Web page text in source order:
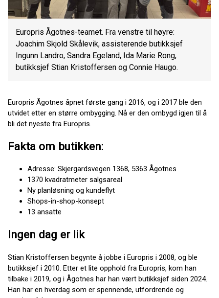
Europris Ågotnes-teamet. Fra venstre til høyre:
Joachim Skjold Skålevik, assisterende butikksjef
Ingunn Landro, Sandra Egeland, Ida Marie Rong,
butikksjef Stian Kristoffersen og Connie Haugo.
Europris Ågotnes åpnet første gang i 2016, og i 2017 ble den
utvidet etter en større ombygging. Nå er den ombygd igjen til å
bli det nyeste fra Europris.
Fakta om butikken:
Adresse: Skjergardsvegen 1368, 5363 Ågotnes
1370 kvadratmeter salgsareal
Ny planløsning og kundeflyt
Shops-in-shop-konsept
13 ansatte
Ingen dag er lik
Stian Kristoffersen begynte å jobbe i Europris i 2008, og ble
butikksjef i 2010. Etter et lite opphold fra Europris, kom han
tilbake i 2019, og i Ågotnes har han vært butikksjef siden 2024.
Han har en hverdag som er spennende, utfordrende og